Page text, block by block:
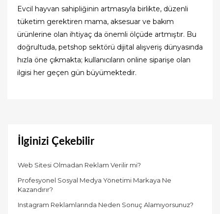
Evcil hayvan sahipliğinin artmasıyla birlikte, düzenli
tüketim gerektiren mama, aksesuar ve bakım
ürünlerine olan ihtiyaç da önemli ölçüde artmıştır. Bu
doğrultuda, petshop sektörü dijital alışveriş dünyasında
hızla öne çıkmakta; kullanıcıların online siparişe olan
ilgisi her geçen gün büyümektedir.
İlginizi Çekebilir
Web Sitesi Olmadan Reklam Verilir mi?
Profesyonel Sosyal Medya Yönetimi Markaya Ne
Kazandırır?
Instagram Reklamlarında Neden Sonuç Alamıyorsunuz?